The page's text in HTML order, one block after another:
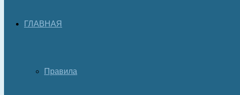
ГЛАВНАЯ
Правила